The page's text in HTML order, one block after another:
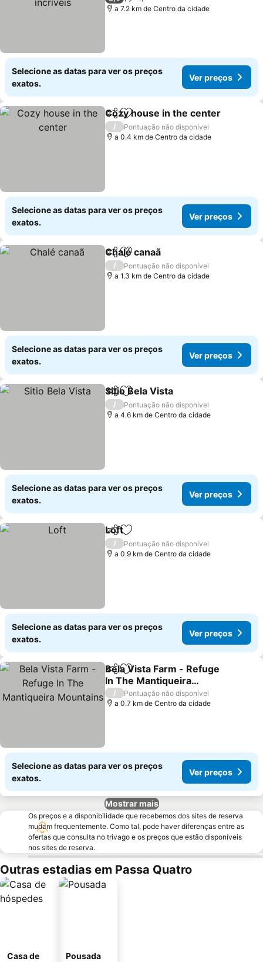
a 7.2 km de Centro da cidade
Selecione as datas para ver os preços
exatos.
Ver preços
PartilharAdicionar aos favoritos
Cozy house in the center
/
Pontuação não disponível
a 0.4 km de Centro da cidade
Selecione as datas para ver os preços
exatos.
Ver preços
PartilharAdicionar aos favoritos
Chalé canaã
/
Pontuação não disponível
a 1.3 km de Centro da cidade
Selecione as datas para ver os preços
exatos.
Ver preços
PartilharAdicionar aos favoritos
Sitio Bela Vista
/
Pontuação não disponível
a 4.6 km de Centro da cidade
Selecione as datas para ver os preços
exatos.
Ver preços
PartilharAdicionar aos favoritos
Loft
/
Pontuação não disponível
a 0.9 km de Centro da cidade
Selecione as datas para ver os preços
exatos.
Ver preços
PartilharAdicionar aos favoritos
Bela Vista Farm - Refuge
In The Mantiqueira
Mountains
Ver preços
/
Pontuação não disponível
a 0.7 km de Centro da cidade
Selecione as datas para ver os preços
exatos.
Ver preços
Mostrar mais
Os preços e a disponibilidade que recebemos dos sites de reserva
mudam frequentemente. Como tal, pode haver diferenças entre as
ofertas que consulta no trivago e os preços que estão disponíveis
nos sites de reserva.
Outras estadias em Passa Quatro
Casa de
Pousada